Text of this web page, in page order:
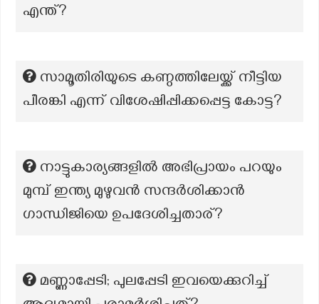
എന്ത്?
സാമൂതിരിയുടെ കണ്ഠത്തിലേയ്ക്ക് നീട്ടിയ
പീരങ്കി എന്ന് വിശേഷിപ്പിക്കപ്പെട്ട കോട്ട?
നാട്ടുകാര്യങ്ങളിൽ അഭിപ്രായം പറയും
മുമ്പ് ഇന്ത്യ മുഴുവൻ സന്ദർശിക്കാൻ
ഗാന്ധിജിയെ ഉപദേശിച്ചതാര്?
മണ്ണാപ്പേടി; പുലപ്പേടി ഇവയെക്കുറിച്ച്